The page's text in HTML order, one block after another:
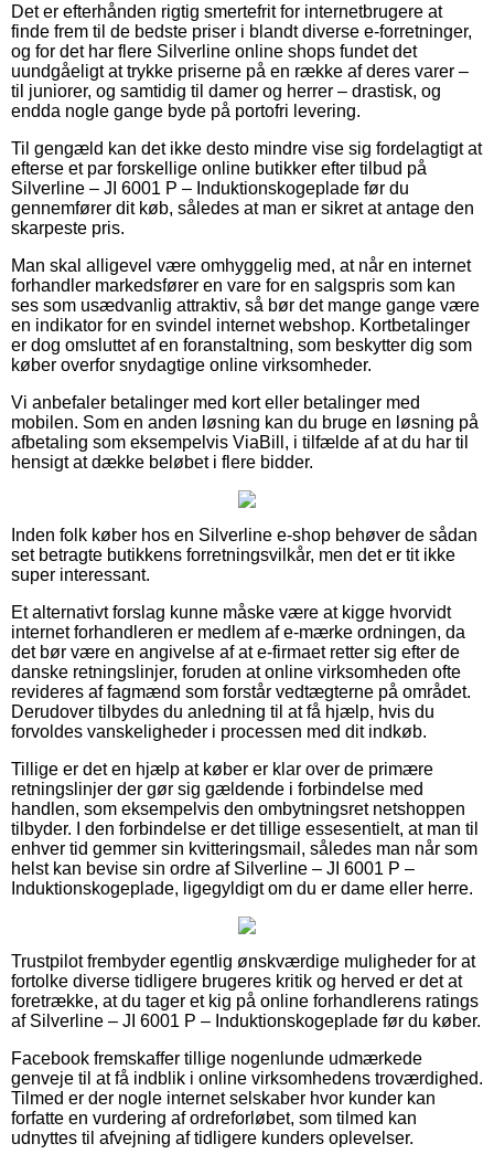
Det er efterhånden rigtig smertefrit for internetbrugere at
finde frem til de bedste priser i blandt diverse e-forretninger,
og for det har flere Silverline online shops fundet det
uundgåeligt at trykke priserne på en række af deres varer –
til juniorer, og samtidig til damer og herrer – drastisk, og
endda nogle gange byde på portofri levering.
Til gengæld kan det ikke desto mindre vise sig fordelagtigt at
efterse et par forskellige online butikker efter tilbud på
Silverline – JI 6001 P – Induktionskogeplade før du
gennemfører dit køb, således at man er sikret at antage den
skarpeste pris.
Man skal alligevel være omhyggelig med, at når en internet
forhandler markedsfører en vare for en salgspris som kan
ses som usædvanlig attraktiv, så bør det mange gange være
en indikator for en svindel internet webshop. Kortbetalinger
er dog omsluttet af en foranstaltning, som beskytter dig som
køber overfor snydagtige online virksomheder.
Vi anbefaler betalinger med kort eller betalinger med
mobilen. Som en anden løsning kan du bruge en løsning på
afbetaling som eksempelvis ViaBill, i tilfælde af at du har til
hensigt at dække beløbet i flere bidder.
Inden folk køber hos en Silverline e-shop behøver de sådan
set betragte butikkens forretningsvilkår, men det er tit ikke
super interessant.
Et alternativt forslag kunne måske være at kigge hvorvidt
internet forhandleren er medlem af e-mærke ordningen, da
det bør være en angivelse af at e-firmaet retter sig efter de
danske retningslinjer, foruden at online virksomheden ofte
revideres af fagmænd som forstår vedtægterne på området.
Derudover tilbydes du anledning til at få hjælp, hvis du
forvoldes vanskeligheder i processen med dit indkøb.
Tillige er det en hjælp at køber er klar over de primære
retningslinjer der gør sig gældende i forbindelse med
handlen, som eksempelvis den ombytningsret netshoppen
tilbyder. I den forbindelse er det tillige essesentielt, at man til
enhver tid gemmer sin kvitteringsmail, således man når som
helst kan bevise sin ordre af Silverline – JI 6001 P –
Induktionskogeplade, ligegyldigt om du er dame eller herre.
Trustpilot frembyder egentlig ønskværdige muligheder for at
fortolke diverse tidligere brugeres kritik og herved er det at
foretrække, at du tager et kig på online forhandlerens ratings
af Silverline – JI 6001 P – Induktionskogeplade før du køber.
Facebook fremskaffer tillige nogenlunde udmærkede
genveje til at få indblik i online virksomhedens troværdighed.
Tilmed er der nogle internet selskaber hvor kunder kan
forfatte en vurdering af ordreforløbet, som tilmed kan
udnyttes til afvejning af tidligere kunders oplevelser.